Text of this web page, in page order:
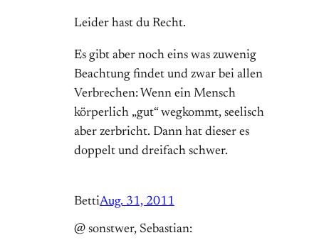
Leider hast du Recht.
Es gibt aber noch eins was zuwenig
Beachtung findet und zwar bei allen
Verbrechen: Wenn ein Mensch
körperlich „gut“ wegkommt, seelisch
aber zerbricht. Dann hat dieser es
doppelt und dreifach schwer.
BettiAug. 31, 2011
@ sonstwer, Sebastian: